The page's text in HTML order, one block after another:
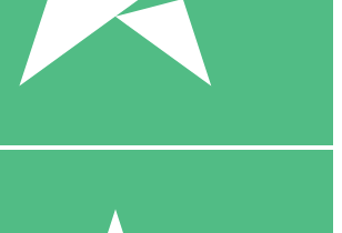
10 00
10 Téléchargements